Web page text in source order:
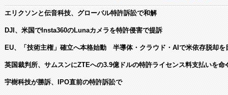
エリクソンと伝音科技、グローバル特許訴訟で和解
DJI、米国でInsta360のLunaカメラを特許侵害で提訴
EU、「技術主権」確立へ本格始動 半導体・クラウド・AIで米依存脱却を
英国裁判所、サムスンにZTEへの3.9億ドルの特許ライセンス料支払いを命
宇樹科技が勝訴、IPO直前の特許訴訟で